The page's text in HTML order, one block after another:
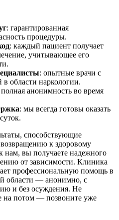
: гарантированная
процедуры.
: каждый пациент получает
учитывающее его
: опытные врачи с
области наркологии.
полная анонимность во время
: мы всегда готовы оказать
способствующие
к здоровому
нам, вы получаете надежного
от зависимости. Клиника
профессиональную помощь в
области — анонимно, с
и без осуждения. Не
на потом — позвоните уже